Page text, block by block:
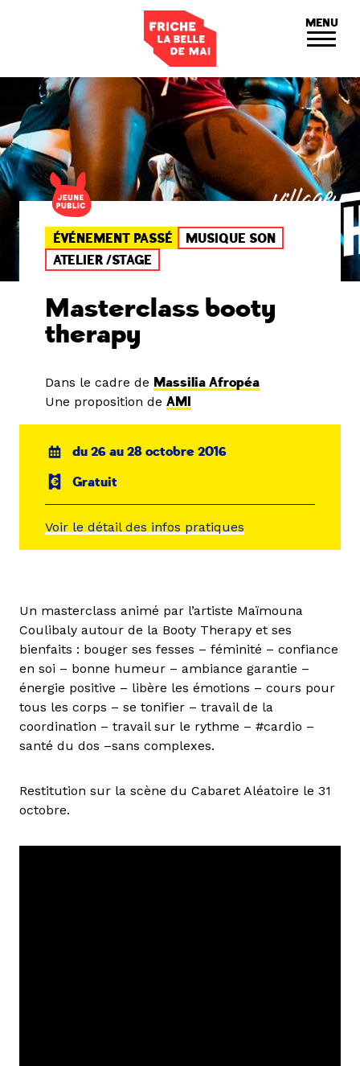
MENU
ÉVÉNEMENT PASSÉ
MUSIQUE SON
ATELIER /STAGE
Masterclass booty
therapy
Dans le cadre de Massilia Afropéa
Une proposition de AMI
du 26 au 28 octobre 2016
Gratuit
Voir le détail des infos pratiques
Un masterclass animé par l’artiste Maïmouna
Coulibaly autour de la Booty Therapy et ses
bienfaits : bouger ses fesses – féminité – confiance
en soi – bonne humeur – ambiance garantie –
énergie positive – libère les émotions – cours pour
tous les corps – se tonifier – travail de la
coordination – travail sur le rythme – #cardio –
santé du dos –sans complexes.
Restitution sur la scène du Cabaret Aléatoire le 31
octobre.
Panneau de gestion des cookies